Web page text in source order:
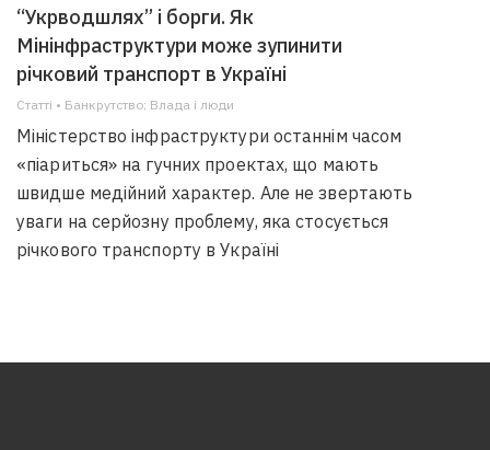
“Укрводшлях” і борги. Як
Мінінфраструктури може зупинити
річковий транспорт в Україні
Статті • Банкрутство; Влада i люди
Міністерство інфраструктури останнім часом
«піариться» на гучних проектах, що мають
швидше медійний характер. Але не звертають
уваги на серйозну проблему, яка стосується
річкового транспорту в Україні